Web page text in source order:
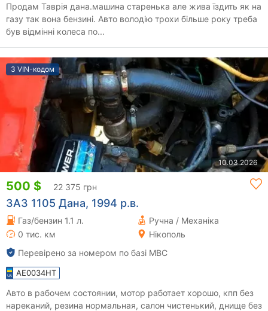
Продам Таврія дана.машина старенька але жива їздить як на
газу так вона бензині. Авто володію трохи більше року треба
був відмінні колеса по...
З VIN-кодом
10.03.2026
500 $ 22 375 грн
ЗАЗ 1105 Дана, 1994 р.в.
Газ/бензин 1.1 л.
Ручна / Механіка
0 тис. км
Нікополь
Перевірено за номером по базі МВС
AE0034HT
Авто в рабочем состоянии, мотор работает хорошо, кпп без
нареканий, резина нормальная, салон чистенький, днище без